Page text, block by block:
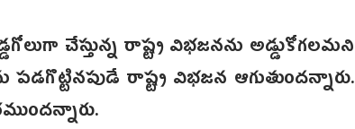
చేస్తున్న రాష్ట్ర విభజనను అడ్డుకోగలమని
పడగొట్టినపుడే రాష్ట్ర విభజన ఆగుతుందన్నారు.